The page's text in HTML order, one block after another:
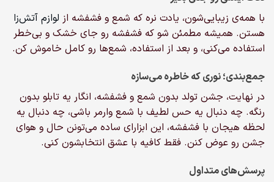
با همه‌ی زیبایی‌شون، یادت نره که شمع و فشفشه از لوازم آتش‌زا
هستن. همیشه مطمئن شو که فشفشه رو جای خشک و بی‌خطر
استفاده می‌کنی، و بعد از استفاده، شمع‌ها رو کامل خاموش کن.
جمع‌بندی؛ نوری که خاطره می‌سازه
در نهایت، جشن تولد بدون شمع و فشفشه، انگار یه تابلو بدون
رنگه. چه دنبال یه حس لطیف با شمع وارمر باشی، چه دنبال یه
لحظه هیجان با فشفشه، این ابزارای ساده می‌تونن حال و هوای
جشن رو عوض کنن. فقط کافیه با عشق انتخابشون کنی.
پرسش‌های متداول